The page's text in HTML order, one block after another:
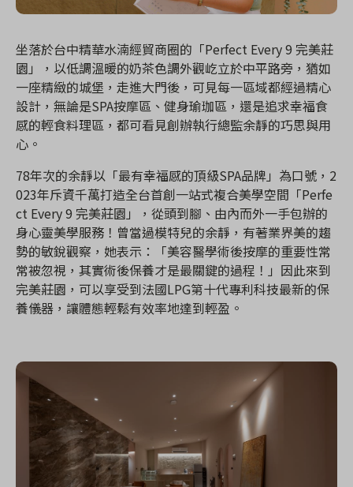
坐落於台中精華水湳經貿商圈的「Perfect Every 9 完美莊
園」，以低調溫暖的奶茶色調外觀屹立於中平路旁，猶如
一座精緻的城堡，走進大門後，可見每一區域都經過精心
設計，無論是SPA按摩區、健身瑜珈區，還是追求幸福食
感的輕食料理區，都可看見創辦執行總監余靜的巧思與用
心。
78年次的余靜以「最有幸福感的頂級SPA品牌」為口號，2
023年斥資千萬打造全台首創一站式複合美學空間「Perfe
ct Every 9 完美莊園」，從頭到腳、由內而外一手包辦的
身心靈美學服務！曾當過模特兒的余靜，有著業界美的趨
勢的敏銳觀察，她表示：「美容醫學術後按摩的重要性常
常被忽視，其實術後保養才是最關鍵的過程！」因此來到
完美莊園，可以享受到法國LPG第十代專利科技最新的保
養儀器，讓體態輕鬆有效率地達到輕盈。